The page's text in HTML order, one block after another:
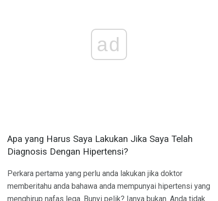
ad
Apa yang Harus Saya Lakukan Jika Saya Telah
Diagnosis Dengan Hipertensi?
Perkara pertama yang perlu anda lakukan jika doktor
memberitahu anda bahawa anda mempunyai hipertensi yang
menghirup nafas lega. Bunyi pelik? Ianya bukan. Anda tidak